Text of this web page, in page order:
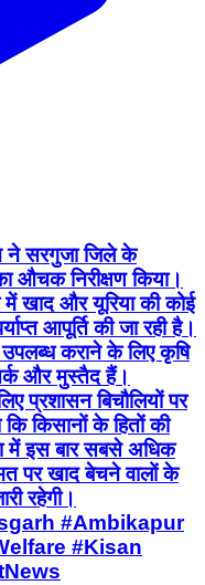
ने सरगुजा जिले के
औचक निरीक्षण किया।
में खाद और यूरिया की कोई
आपूर्ति की जा रही है।
कराने के लिए कृषि
और मुस्तैद हैं।
प्रशासन बिचौलियों पर
किसानों के हितों की
में इस बार सबसे अधिक
पर खाद बेचने वालों के
रहेगी।
#Ambikapur
#Kisan